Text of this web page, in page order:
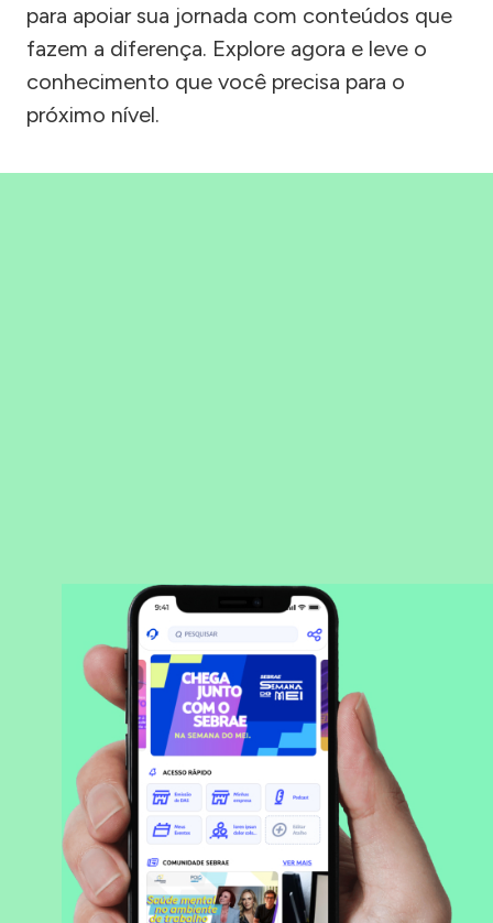
para apoiar sua jornada com conteúdos que
fazem a diferença. Explore agora e leve o
conhecimento que você precisa para o
próximo nível.